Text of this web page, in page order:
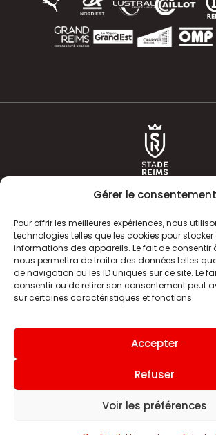
Gérer le consentement
Pour offrir les meilleures expériences, nous
technologies telles que les cookies pour
informations des appareils. Le fait de consentir
nous permettra de traiter des données telles
de navigation ou les ID uniques sur ce site. Le
consentir ou de retirer son consentement peut
sur certaines caractéristiques et fonctions.
Accepter
Refuser
Voir les préférences
ACTUALITÉS
CLUB
BOUTIQUE
HISTOIRE
ÉQUIPE
INFOS ET